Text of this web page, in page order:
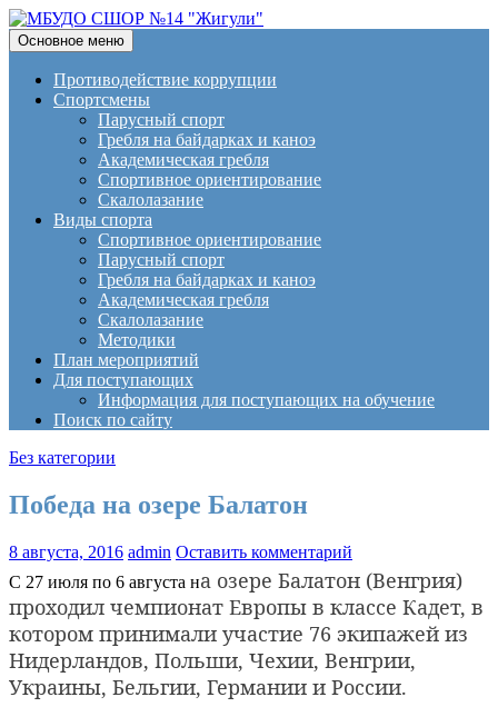
МБУДО СШОР №14
"Жигули"
Поиск
Основное меню Перейти
к
содержимому
Противодействие коррупции
Спортсмены
Парусный спорт
Гребля на байдарках и каноэ
Академическая гребля
Спортивное ориентирование
Скалолазание
Виды спорта
Спортивное ориентирование
Парусный спорт
Гребля на байдарках и каноэ
Академическая гребля
Скалолазание
Методики
План мероприятий
Для поступающих
Информация для поступающих на обучение
Поиск по сайту
Без категории
Победа на озере Балатон
8 августа, 2016 admin Оставить комментарий
С 27 июля по 6 августа на озере Балатон (Венгрия)
проходил чемпионат Европы в классе Кадет, в
котором принимали участие 76 экипажей из
Нидерландов, Польши, Чехии, Венгрии,
Украины, Бельгии, Германии и России.